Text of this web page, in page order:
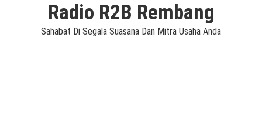
Radio R2B Rembang
Sahabat Di Segala Suasana Dan Mitra Usaha Anda